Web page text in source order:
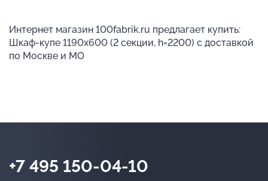
Интернет магазин 100fabrik.ru предлагает купить:
Шкаф-купе 1190х600 (2 секции, h=2200) с доставкой
по Москве и МО
+7 495 150-04-10